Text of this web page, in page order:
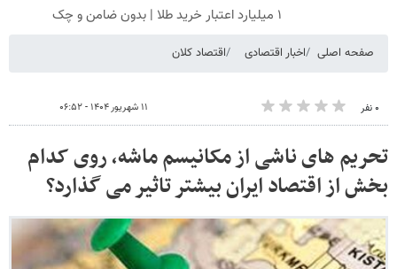
۱ میلیارد اعتبار خرید طلا | بدون ضامن و چک
صفحه اصلی اخبار اقتصادی اقتصاد کلان
۰ نفر ۱۱ شهریور ۱۴۰۴ - ۰۶:۵۲
تحریم های ناشی از مکانیسم ماشه، روی کدام
بخش از اقتصاد ایران بیشتر تاثیر می گذارد؟